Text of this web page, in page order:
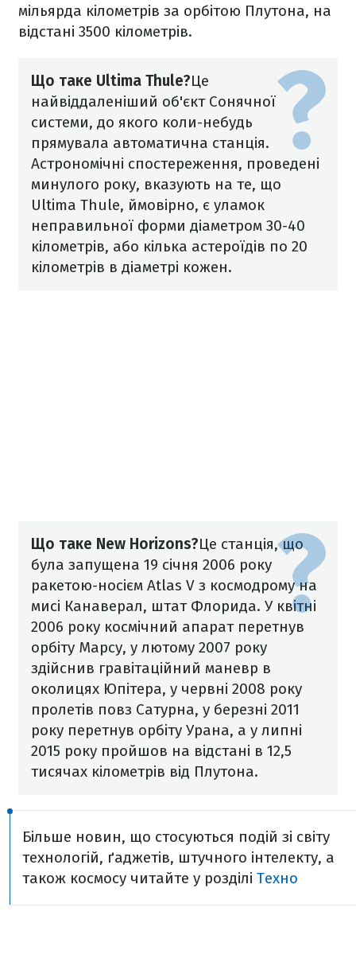
мільярда кілометрів за орбітою Плутона, на
відстані 3500 кілометрів.
Що таке Ultima Thule?Це
найвіддаленіший об'єкт Сонячної
системи, до якого коли-небудь
прямувала автоматична станція.
Астрономічні спостереження, проведені
минулого року, вказують на те, що
Ultima Thule, ймовірно, є уламок
неправильної форми діаметром 30-40
кілометрів, або кілька астероїдів по 20
кілометрів в діаметрі кожен.
Що таке New Horizons?Це станція, що
була запущена 19 січня 2006 року
ракетою-носієм Atlas V з космодрому на
мисі Канаверал, штат Флорида. У квітні
2006 року космічний апарат перетнув
орбіту Марсу, у лютому 2007 року
здійснив гравітаційний маневр в
околицях Юпітера, у червні 2008 року
пролетів повз Сатурна, у березні 2011
року перетнув орбіту Урана, а у липні
2015 року пройшов на відстані в 12,5
тисячах кілометрів від Плутона.
Більше новин, що стосуються подій зі світу
технологій, ґаджетів, штучного інтелекту, а
також космосу читайте у розділі Техно